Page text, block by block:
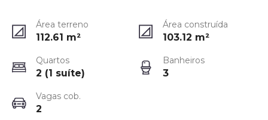
Área terreno
112.61 m²
Área construída
103.12 m²
Quartos
2 (1 suíte)
Banheiros
3
Vagas cob.
2